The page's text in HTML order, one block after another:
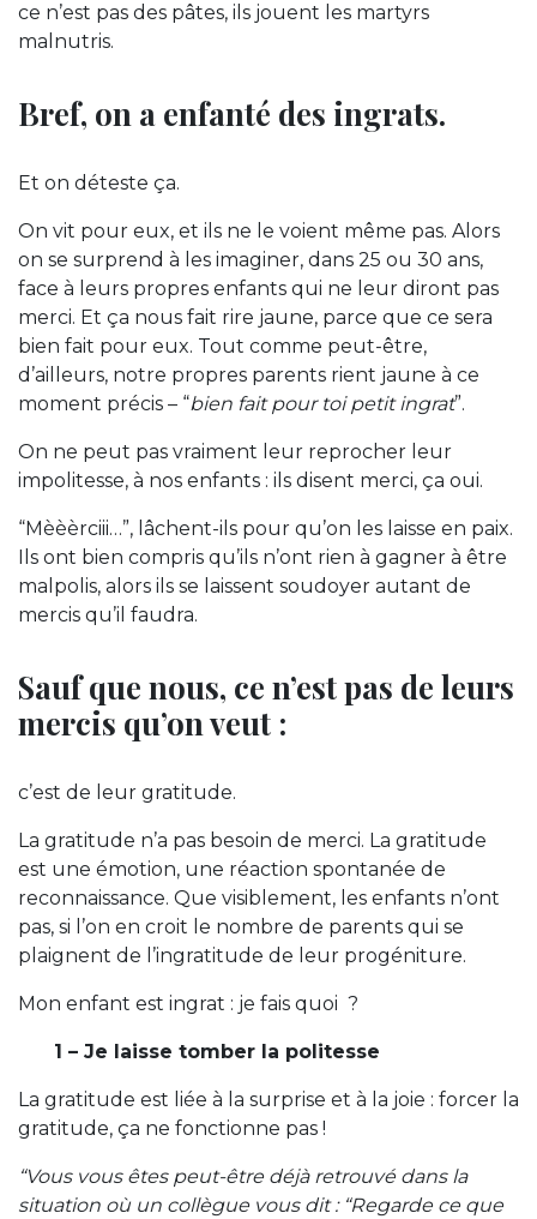
ce n’est pas des pâtes, ils jouent les martyrs
malnutris.
Bref, on a enfanté des ingrats.
Et on déteste ça.
On vit pour eux, et ils ne le voient même pas. Alors
on se surprend à les imaginer, dans 25 ou 30 ans,
face à leurs propres enfants qui ne leur diront pas
merci. Et ça nous fait rire jaune, parce que ce sera
bien fait pour eux. Tout comme peut-être,
d’ailleurs, notre propres parents rient jaune à ce
moment précis – “bien fait pour toi petit ingrat”.
On ne peut pas vraiment leur reprocher leur
impolitesse, à nos enfants : ils disent merci, ça oui.
“Mèèèrciii…”, lâchent-ils pour qu’on les laisse en paix.
Ils ont bien compris qu’ils n’ont rien à gagner à être
malpolis, alors ils se laissent soudoyer autant de
mercis qu’il faudra.
Sauf que nous, ce n’est pas de leurs
mercis qu’on veut :
c’est de leur gratitude.
La gratitude n’a pas besoin de merci. La gratitude
est une émotion, une réaction spontanée de
reconnaissance. Que visiblement, les enfants n’ont
pas, si l’on en croit le nombre de parents qui se
plaignent de l’ingratitude de leur progéniture.
Mon enfant est ingrat : je fais quoi ?
1 – Je laisse tomber la politesse
La gratitude est liée à la surprise et à la joie : forcer la
gratitude, ça ne fonctionne pas !
“Vous vous êtes peut-être déjà retrouvé dans la
situation où un collègue vous dit : “Regarde ce que